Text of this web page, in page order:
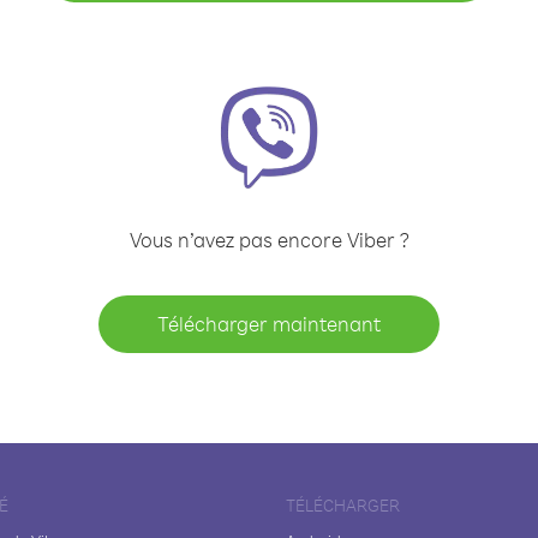
Vous n’avez pas encore Viber ?
Télécharger maintenant
TÉLÉCHARGER